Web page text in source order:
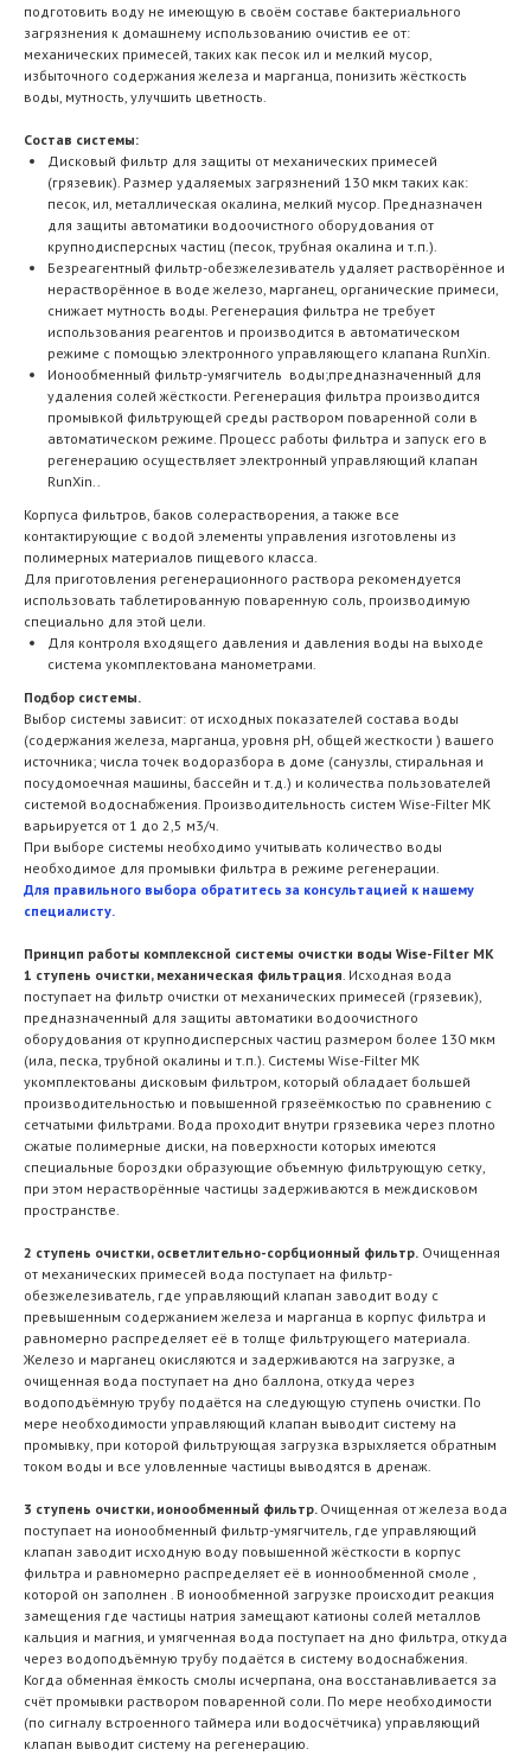
подготовить воду не имеющую в своём составе бактериального
загрязнения к домашнему использованию очистив ее от:
механических примесей, таких как песок ил и мелкий мусор,
избыточного содержания железа и марганца, понизить жёсткость
воды, мутность, улучшить цветность.
Состав системы:
Дисковый фильтр для защиты от механических примесей
(грязевик). Размер удаляемых загрязнений 130 мкм таких как:
песок, ил, металлическая окалина, мелкий мусор. Предназначен
для защиты автоматики водоочистного оборудования от
крупнодисперсных частиц (песок, трубная окалина и т.п.).
Безреагентный фильтр-обезжелезиватель удаляет растворённое и
нерастворённое в воде железо, марганец, органические примеси,
снижает мутность воды. Регенерация фильтра не требует
использования реагентов и производится в автоматическом
режиме с помощью электронного управляющего клапана RunXin.
Ионообменный фильтр-умягчитель воды;предназначенный для
удаления солей жёсткости. Регенерация фильтра производится
промывкой фильтрующей среды раствором поваренной соли в
автоматическом режиме. Процесс работы фильтра и запуск его в
регенерацию осуществляет электронный управляющий клапан
RunXin..
Корпуса фильтров, баков солерастворения, а также все
контактирующие с водой элементы управления изготовлены из
полимерных материалов пищевого класса.
Для приготовления регенерационного раствора рекомендуется
использовать таблетированную поваренную соль, производимую
специально для этой цели.
Для контроля входящего давления и давления воды на выходе
система укомплектована манометрами.
Подбор системы.
Выбор системы зависит: от исходных показателей состава воды
(содержания железа, марганца, уровня рН, общей жесткости ) вашего
источника; числа точек водоразбора в доме (санузлы, стиральная и
посудомоечная машины, бассейн и т.д.) и количества пользователей
системой водоснабжения. Производительность систем Wise-Filter MK
варьируется от 1 до 2,5 м3/ч.
При выборе системы необходимо учитывать количество воды
необходимое для промывки фильтра в режиме регенерации.
Для правильного выбора обратитесь за консультацией к нашему
специалисту.
Принцип работы комплексной системы очистки воды Wise-Filter MK
1 ступень очистки, механическая фильтрация. Исходная вода
поступает на фильтр очистки от механических примесей (грязевик),
предназначенный для защиты автоматики водоочистного
оборудования от крупнодисперсных частиц размером более 130 мкм
(ила, песка, трубной окалины и т.п.). Системы Wise-Filter MK
укомплектованы дисковым фильтром, который обладает большей
производительностью и повышенной грязеёмкостью по сравнению с
сетчатыми фильтрами. Вода проходит внутри грязевика через плотно
сжатые полимерные диски, на поверхности которых имеются
специальные бороздки образующие объемную фильтрующую сетку,
при этом нерастворённые частицы задерживаются в междисковом
пространстве.
2 ступень очистки, осветлительно-сорбционный фильтр. Очищенная
от механических примесей вода поступает на фильтр-
обезжелезиватель, где управляющий клапан заводит воду с
превышенным содержанием железа и марганца в корпус фильтра и
равномерно распределяет её в толще фильтрующего материала.
Железо и марганец окисляются и задерживаются на загрузке, а
очищенная вода поступает на дно баллона, откуда через
водоподъёмную трубу подаётся на следующую ступень очистки. По
мере необходимости управляющий клапан выводит систему на
промывку, при которой фильтрующая загрузка взрыхляется обратным
током воды и все уловленные частицы выводятся в дренаж.
3 ступень очистки, ионообменный фильтр. Очищенная от железа вода
поступает на ионообменный фильтр-умягчитель, где управляющий
клапан заводит исходную воду повышенной жёсткости в корпус
фильтра и равномерно распределяет её в ионнообменной смоле ,
которой он заполнен . В ионообменной загрузке происходит реакция
замещения где частицы натрия замещают катионы солей металлов
кальция и магния, и умягченная вода поступает на дно фильтра, откуда
через водоподъёмную трубу подаётся в систему водоснабжения.
Когда обменная ёмкость смолы исчерпана, она восстанавливается за
счёт промывки раствором поваренной соли. По мере необходимости
(по сигналу встроенного таймера или водосчётчика) управляющий
клапан выводит систему на регенерацию.